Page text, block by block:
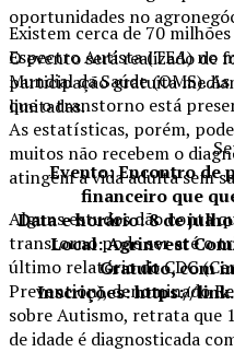
Existem cerca de 70
Espectro Autista (TEA) no
Mundial da Saúde (OMS).
que o transtorno está
As estatísticas, porém,
muitos não recebem o
atingem a vida adulta sem
Alguns estudos dão conta
transtorno pode ser até o
último relatório do CDC
Prevention), denominado
sobre Autismo, retrata que
de idade é diagnosticada
oportunidades no
O evento será realizado de
participação gratuita
limitadas.
Evento: Encontro de
financeiro que
Data e horário: 8 de
Local: Agrinvest
Gratuito, com
Inscrições: https://